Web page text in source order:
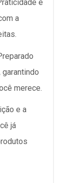
e
a
merece.
e a
já